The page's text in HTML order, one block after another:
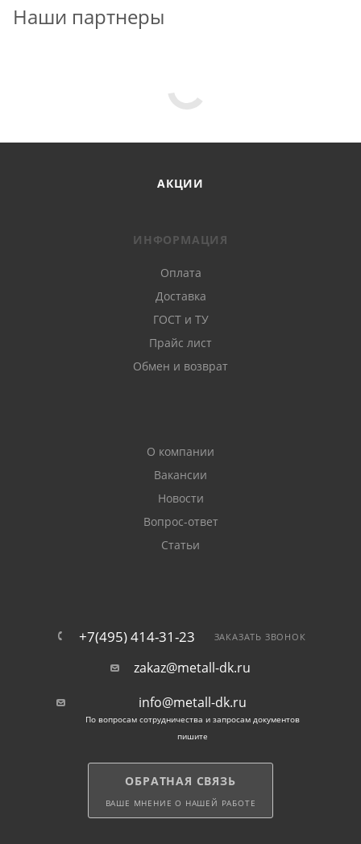
Наши партнеры
АКЦИИ
ИНФОРМАЦИЯ
Оплата
Доставка
ГОСТ и ТУ
Прайс лист
Обмен и возврат
О компании
Вакансии
Новости
Вопрос-ответ
Статьи
+7(495) 414-31-23 ЗАКАЗАТЬ ЗВОНОК
zakaz@metall-dk.ru
info@metall-dk.ru
По вопросам сотрудничества и запросам документов
пишите
ОБРАТНАЯ СВЯЗЬ
ВАШЕ МНЕНИЕ О НАШЕЙ РАБОТЕ